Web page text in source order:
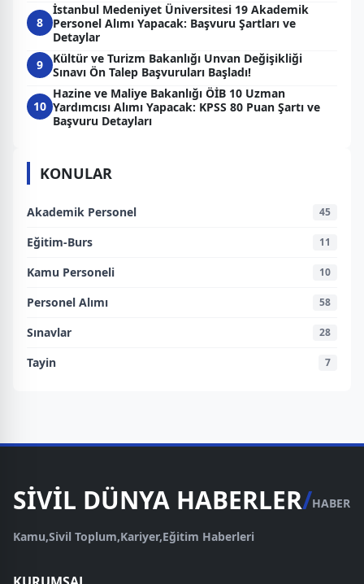
8
İstanbul Medeniyet Üniversitesi 19 Akademik
Personel Alımı Yapacak: Başvuru Şartları ve
Detaylar
9
Kültür ve Turizm Bakanlığı Unvan Değişikliği
Sınavı Ön Talep Başvuruları Başladı!
10
Hazine ve Maliye Bakanlığı ÖİB 10 Uzman
Yardımcısı Alımı Yapacak: KPSS 80 Puan Şartı ve
Başvuru Detayları
KONULAR
Akademik Personel 45
Eğitim-Burs 11
Kamu Personeli 10
Personel Alımı 58
Sınavlar 28
Tayin 7
SİVİL DÜNYA HABERLER/HABER
Kamu,Sivil Toplum,Kariyer,Eğitim Haberleri